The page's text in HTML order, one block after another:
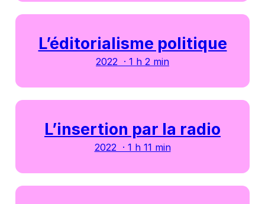
L’éditorialisme politique
2022 · 1 h 2 min
L’insertion par la radio
2022 · 1 h 11 min